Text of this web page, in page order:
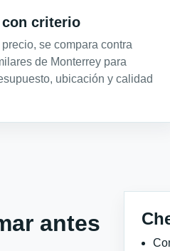
con criterio
se compara contra
de Monterrey para
ubicación y calidad
antes